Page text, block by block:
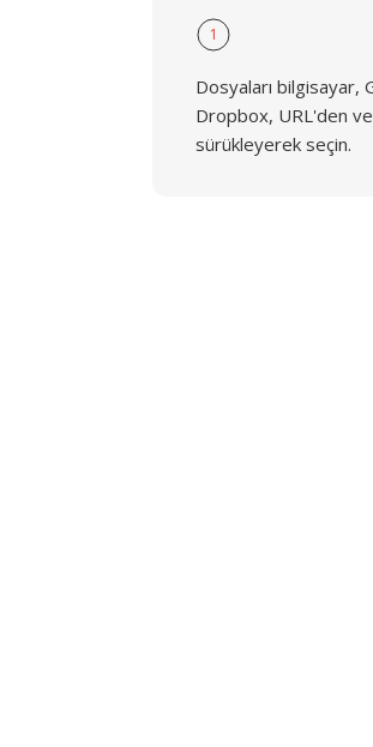
1
Dosyaları bilgisayar,
Dropbox, URL'den
sürükleyerek seçin.